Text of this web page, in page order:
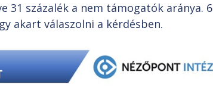
31 százalék a nem támogatók aránya. 6
akart válaszolni a kérdésben.